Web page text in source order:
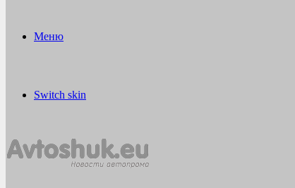
Меню
Switch skin